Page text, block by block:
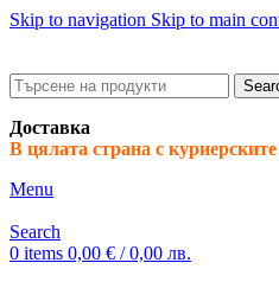
Skip to navigation Skip to main
Доставка
В цялата страна с
Menu
Search
0 items 0,00 € / 0,00 лв.